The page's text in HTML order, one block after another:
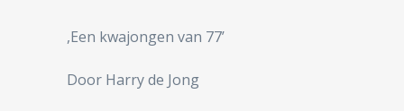
,Een kwajongen van 77’
Door Harry de Jong